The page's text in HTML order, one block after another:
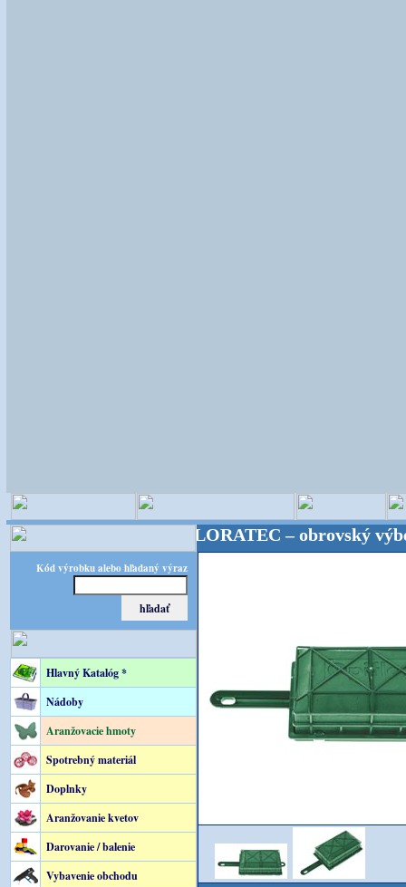
Kód výrobku alebo hľadaný výraz
Hlavný Katalóg *
Nádoby
Aranžovacie hmoty
Spotrebný materiál
Doplnky
Aranžovanie kvetov
Darovanie / balenie
Vybavenie obchodu
potreby! FLORATEC – obrovský výber –